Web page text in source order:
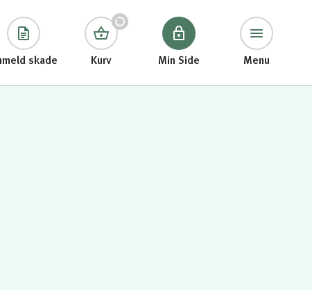
skade Kurv Min Side Menu